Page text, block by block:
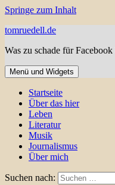
Springe zum Inhalt
tomruedell.de
Was zu schade für Facebook
Menü und Widgets
Startseite
Über das hier
Leben
Literatur
Musik
Journalismus
Über mich
Suchen nach: